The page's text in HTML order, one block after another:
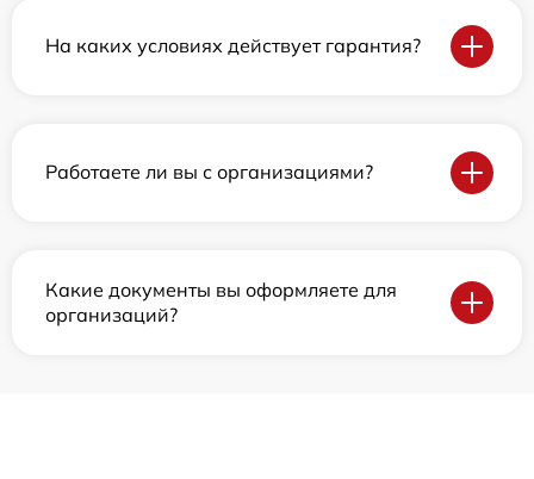
На каких условиях действует гарантия?
Работаете ли вы с организациями?
Какие документы вы оформляете для
организаций?